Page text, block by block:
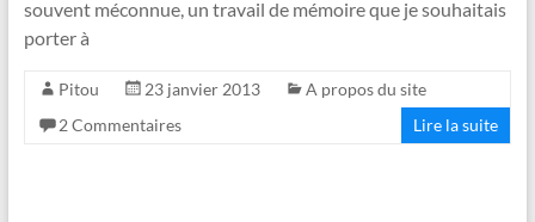
souvent méconnue, un travail de mémoire que je souhaitais
porter à
Pitou 23 janvier 2013
A propos du site
2 Commentaires
Lire la suite